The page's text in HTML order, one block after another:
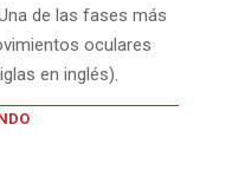
de las fases más
oculares
en inglés).